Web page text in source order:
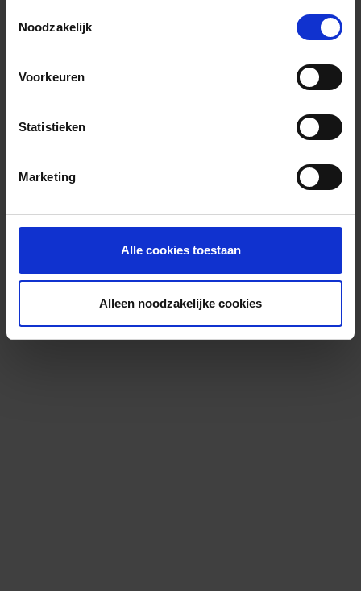
Noodzakelijk
Voorkeuren
Statistieken
Marketing
Alle cookies toestaan
Alleen noodzakelijke cookies